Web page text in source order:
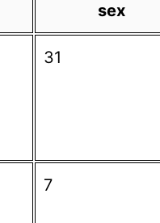
sex
31
7